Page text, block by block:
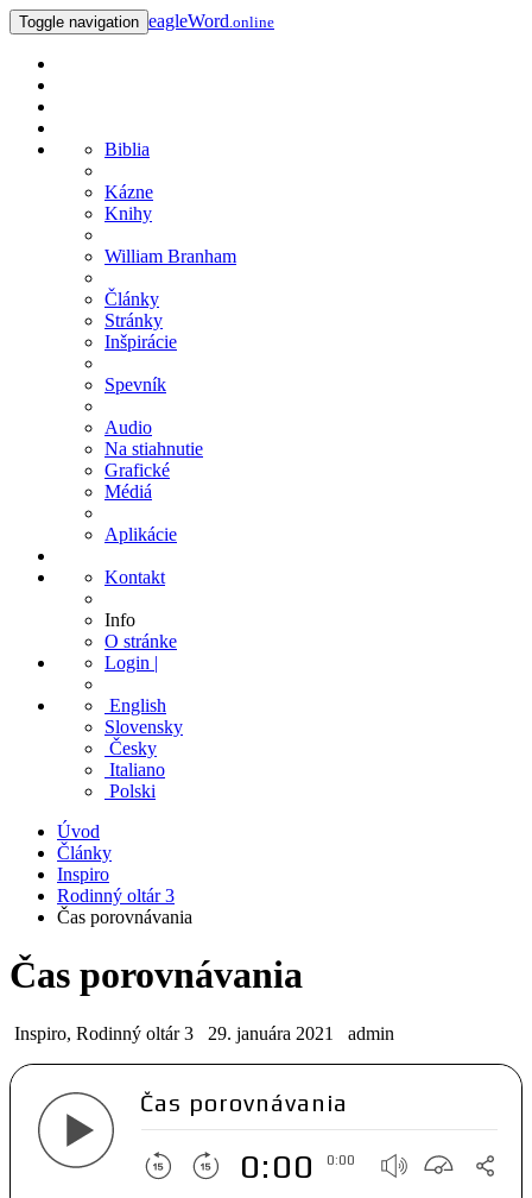
Toggle navigation eagleWord.online
Biblia
Kázne
Knihy
William Branham
Články
Stránky
Inšpirácie
Spevník
Audio
Na stiahnutie
Grafické
Médiá
Aplikácie
Kontakt
Info
O stránke
Login |
English
Slovensky
Česky
Italiano
Polski
Úvod
Články
Inspiro
Rodinný oltár 3
Čas porovnávania
Čas porovnávania
Inspiro, Rodinný oltár 3 29. januára 2021 admin
Čas porovnávania
0:00 0:00